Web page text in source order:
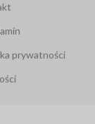
prywatności